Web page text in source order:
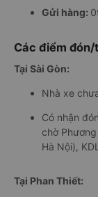
Gửi hàng:
Các điểm
Tại Sài Gòn:
Nhà xe
Có nhận
chờ
Hà Nội),
Tại Phan Thiết: